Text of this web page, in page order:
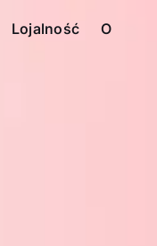
Lojalność O